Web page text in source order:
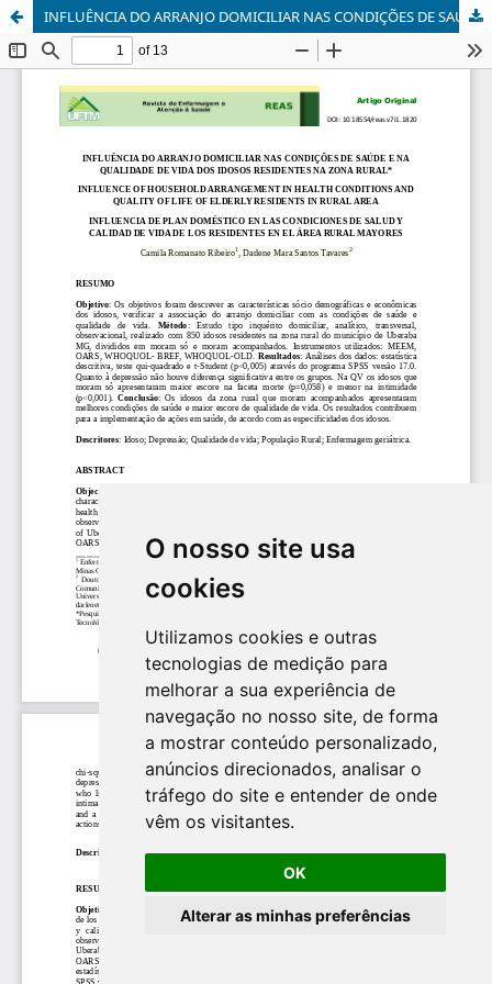
O nosso site usa
cookies
Utilizamos cookies e outras
tecnologias de medição para
melhorar a sua experiência de
navegação no nosso site, de forma
a mostrar conteúdo personalizado,
anúncios direcionados, analisar o
tráfego do site e entender de onde
vêm os visitantes.
OK
Alterar as minhas preferências
INFLUÊNCIA DO ARRANJO DOMICILIAR NAS CONDIÇÕES DE SAÚDE E NA QUALIDADE DE VIDA DOS IDOSOS RESIDENTES NA ZONA RURAL